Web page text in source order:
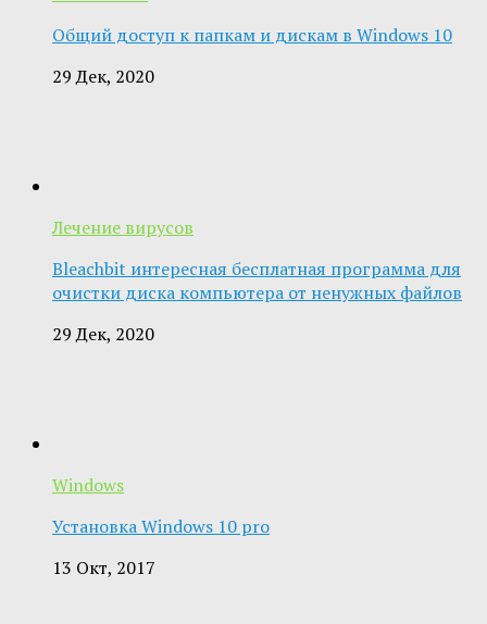
Общий доступ к папкам и дискам в Windows 10
29 Дек, 2020
Лечение вирусов
Bleachbit интересная бесплатная программа для
очистки диска компьютера от ненужных файлов
29 Дек, 2020
Windows
Установка Windows 10 pro
13 Окт, 2017